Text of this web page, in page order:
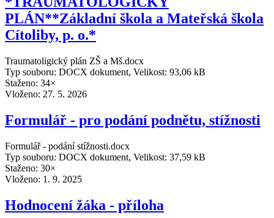
PLÁN**Základní škola a Mateřská škola
Cítoliby, p. o.*
Traumatoligický plán ZŠ a Mš.docx
Typ souboru: DOCX dokument, Velikost: 93,06 kB
Staženo: 34×
Vloženo: 27. 5. 2026
Formulář - pro podání podnětu, stížnosti
Formulář - podání stížnosti.docx
Typ souboru: DOCX dokument, Velikost: 37,59 kB
Staženo: 30×
Vloženo: 1. 9. 2025
Hodnocení žáka - příloha